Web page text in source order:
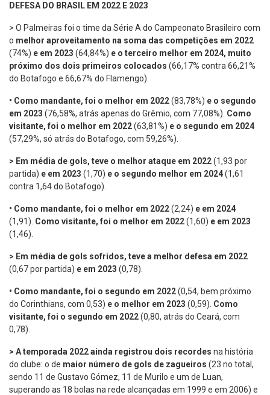
DEFESA DO BRASIL EM 2022 E 2023
> O Palmeiras foi o time da Série A do Campeonato Brasileiro com
o melhor aproveitamento na soma das competições em 2022
(74%) e em 2023 (64,84%) e o terceiro melhor em 2024, muito
próximo dos dois primeiros colocados (66,17% contra 66,21%
do Botafogo e 66,67% do Flamengo).
• Como mandante, foi o melhor em 2022(83,78%) e o segundo
em 2023 (76,58%, atrás apenas do Grêmio, com 77,08%). Como
visitante, foi o melhor em 2022(63,81%) e o segundo em 2024
(57,29%, só atrás do Botafogo, com 59,26%).
> Em média de gols, teve o melhor ataque em 2022(1,93 por
partida) e em 2023 (1,70) e o segundo melhor em 2024(1,61
contra 1,64 do Botafogo).
• Como mandante, foi o melhor em 2022(2,24) e em 2024
(1,91). Como visitante, foi o melhor em 2022(1,60) e em 2023
(1,46).
> Em média de gols sofridos, teve a melhor defesa em 2022
(0,67 por partida) e em 2023 (0,78).
• Como mandante, foi o segundo em 2022(0,54, bem próximo
do Corinthians, com 0,53) e o melhor em 2023 (0,59). Como
visitante, foi o segundo em 2022(0,80, atrás do Ceará, com
0,78).
> A temporada 2022 ainda registrou dois recordes na história
do clube: o de maior número de gols de zagueiros (23 no total,
sendo 11 de Gustavo Gómez, 11 de Murilo e um de Luan,
superando as 18 bolas na rede alcançadas em 1999 e em 2006) e